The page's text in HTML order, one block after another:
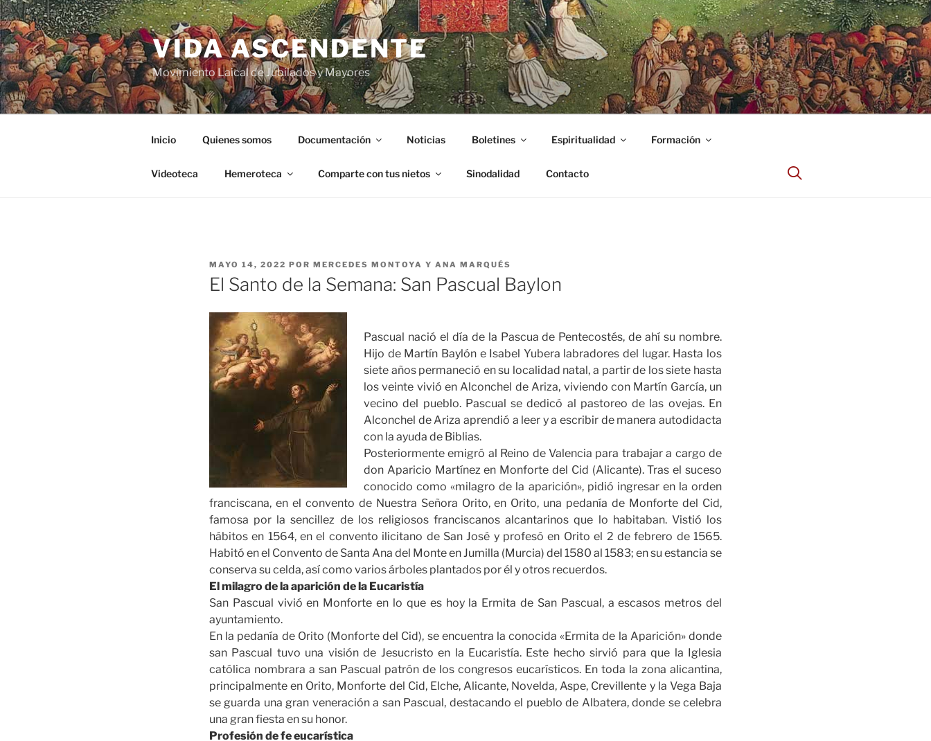
VIDA ASCENDENTE
Movimiento Laical de Jubilados y Mayores
Inicio Quienes somos Documentación Noticias Boletines Espiritualidad Formación
Videoteca Hemeroteca Comparte con tus nietos Sinodalidad Contacto
MAYO 14, 2022 POR MERCEDES MONTOYA Y ANA MARQUÉS
El Santo de la Semana: San Pascual Baylon
Pascual nació el día de la Pascua de Pentecostés, de ahí su nombre.
Hijo de Martín Baylón e Isabel Yubera labradores del lugar. Hasta los
siete años permaneció en su localidad natal, a partir de los siete hasta
los veinte vivió en Alconchel de Ariza, viviendo con Martín García, un
vecino del pueblo. Pascual se dedicó al pastoreo de las ovejas. En
Alconchel de Ariza aprendió a leer y a escribir de manera autodidacta
con la ayuda de Biblias.
Posteriormente emigró al Reino de Valencia para trabajar a cargo de
don Aparicio Martínez en Monforte del Cid (Alicante). Tras el suceso
conocido como «milagro de la aparición», pidió ingresar en la orden
franciscana, en el convento de Nuestra Señora Orito, en Orito, una pedanía de Monforte del Cid,
famosa por la sencillez de los religiosos franciscanos alcantarinos que lo habitaban. Vistió los
hábitos en 1564, en el convento ilicitano de San José y profesó en Orito el 2 de febrero de 1565.
Habitó en el Convento de Santa Ana del Monte en Jumilla (Murcia) del 1580 al 1583; en su estancia se
conserva su celda, así como varios árboles plantados por él y otros recuerdos.
El milagro de la aparición de la Eucaristía
San Pascual vivió en Monforte en lo que es hoy la Ermita de San Pascual, a escasos metros del
ayuntamiento.
En la pedanía de Orito (Monforte del Cid), se encuentra la conocida «Ermita de la Aparición» donde
san Pascual tuvo una visión de Jesucristo en la Eucaristía. Este hecho sirvió para que la Iglesia
católica nombrara a san Pascual patrón de los congresos eucarísticos. En toda la zona alicantina,
principalmente en Orito, Monforte del Cid, Elche, Alicante, Novelda, Aspe, Crevillente y la Vega Baja
se guarda una gran veneración a san Pascual, destacando el pueblo de Albatera, donde se celebra
una gran fiesta en su honor.
Profesión de fe eucarística